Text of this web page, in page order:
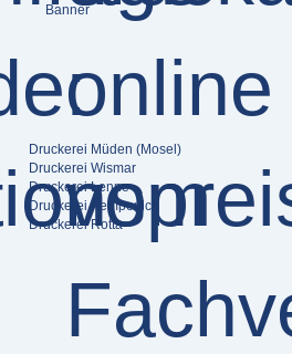
Banner
Druckerei Müden (Mosel)
Druckerei Wismar
Druckerei Lenne
Druckerei Kempenich
Druckerei Rotta